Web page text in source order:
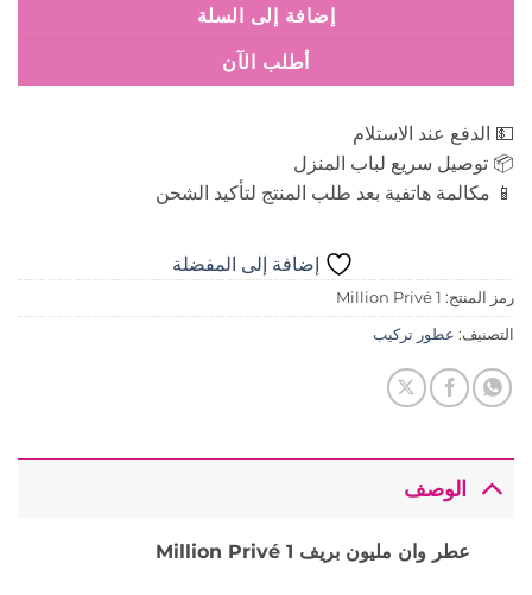
إضافة إلى السلة
أطلب الآن
💵 الدفع عند الاستلام
📦 توصيل سريع لباب المنزل
📱 مكالمة هاتفية بعد طلب المنتج لتأكيد الشحن
إضافة إلى المفضلة
رمز المنتج: 1 Million Privé
التصنيف: عطور تركيب
الوصف
عطر وان مليون بريف 1 Million Privé